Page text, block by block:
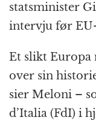
statsminister
intervju før
Et slikt Europa
over sin
sier Meloni –
d’Italia (FdI) i